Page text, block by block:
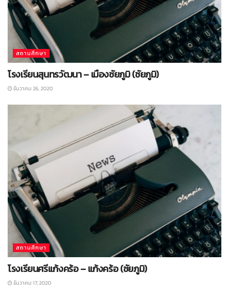
สถานศึกษา
โรงเรียนสุนทรวัฒนา – เมืองชัยภูมิ (ชัยภูมิ)
ธันวาคม 26, 2020
สถานศึกษา
โรงเรียนศรีแก้งคร้อ – แก้งคร้อ (ชัยภูมิ)
ธันวาคม 17, 2020